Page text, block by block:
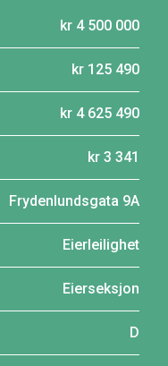
kr 4 500 000
kr 125 490
kr 4 625 490
kr 3 341
Frydenlundsgata 9A
Eierleilighet
Eierseksjon
D